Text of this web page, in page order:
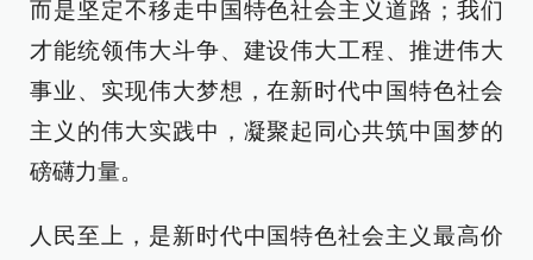
而是坚定不移走中国特色社会主义道路；我们
才能统领伟大斗争、建设伟大工程、推进伟大
事业、实现伟大梦想，在新时代中国特色社会
主义的伟大实践中，凝聚起同心共筑中国梦的
磅礴力量。
人民至上，是新时代中国特色社会主义最高价